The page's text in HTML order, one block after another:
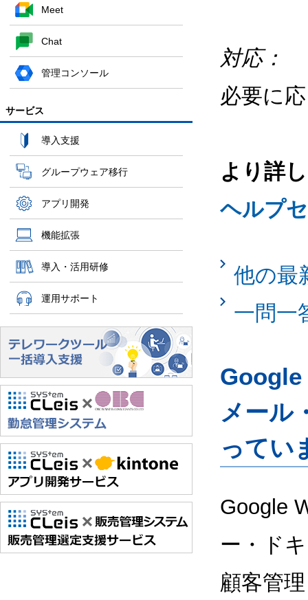
Meet
Chat
管理コンソール
サービス
導入支援
グループウェア移行
アプリ開発
機能拡張
導入・活用研修
運用サポート
対応：
必要に
より詳
ヘルプ
他の最
一問一
Google
メール
ってい
Google
ー・ド
顧客管